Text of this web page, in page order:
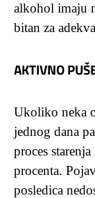
alkohol imaju
bitan za
AKTIVNO
Ukoliko neka
jednog dana
proces
procenta.
posledica